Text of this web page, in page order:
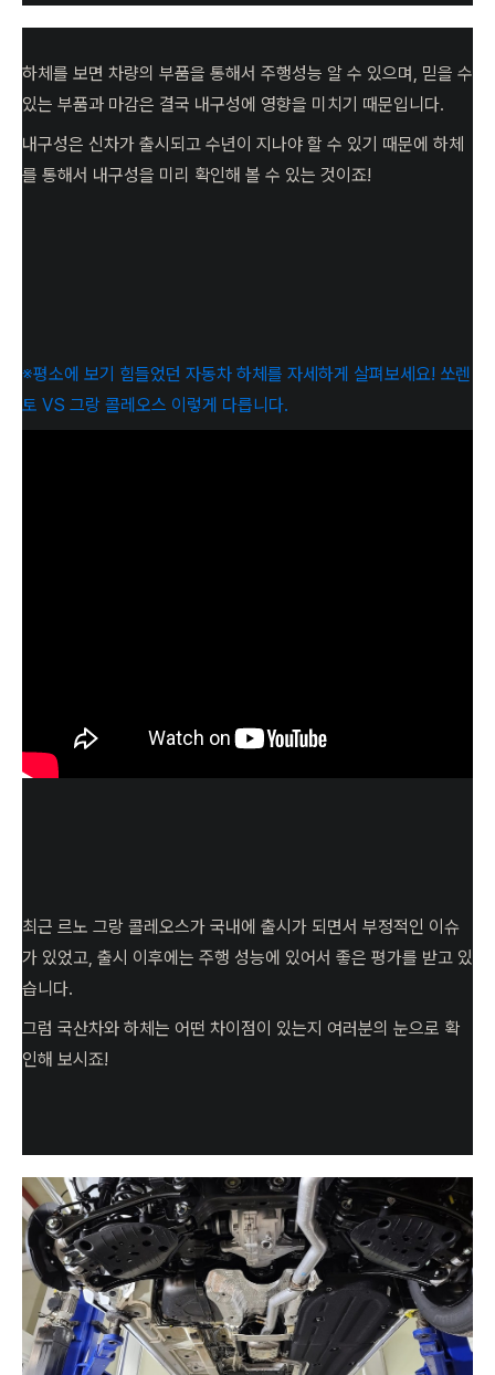
하체를 보면 차량의 부품을 통해서 주행성능 알 수 있으며, 믿을 수
있는 부품과 마감은 결국 내구성에 영향을 미치기 때문입니다.
내구성은 신차가 출시되고 수년이 지나야 할 수 있기 때문에 하체
를 통해서 내구성을 미리 확인해 볼 수 있는 것이죠!
※평소에 보기 힘들었던 자동차 하체를 자세하게 살펴보세요! 쏘렌
토 VS 그랑 콜레오스 이렇게 다릅니다.
최근 르노 그랑 콜레오스가 국내에 출시가 되면서 부정적인 이슈
가 있었고, 출시 이후에는 주행 성능에 있어서 좋은 평가를 받고 있
습니다.
그럼 국산차와 하체는 어떤 차이점이 있는지 여러분의 눈으로 확
인해 보시죠!